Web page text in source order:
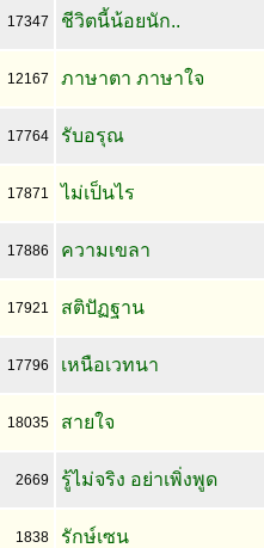
17347 ชีวิตนี้น้อยนัก..
12167 ภาษาตา ภาษาใจ
17764 รับอรุณ
17871 ไม่เป็นไร
17886 ความเขลา
17921 สติปัฏฐาน
17796 เหนือเวทนา
18035 สายใจ
2669 รู้ไม่จริง อย่าเพิ่งพูด
1838 รักษ์เซน